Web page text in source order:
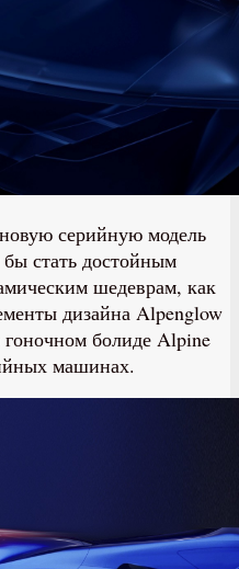
серийную модель
стать достойным
шедеврам, как
дизайна Alpenglow
болиде Alpine
машинах.